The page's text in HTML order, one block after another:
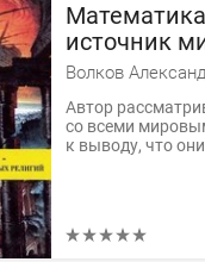
источник
Волков
Автор
со всеми
к выводу, что